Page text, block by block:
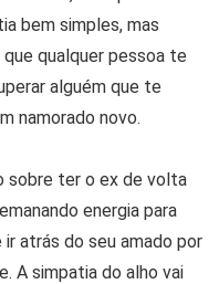
bem simples, mas
qualquer pessoa te
alguém que te
namorado novo.
sobre ter o ex de volta
energia para
atrás do seu amado por
A simpatia do alho vai